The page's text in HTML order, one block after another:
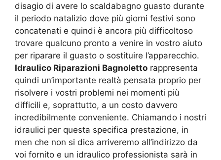
disagio di avere lo scaldabagno guasto durante
il periodo natalizio dove più giorni festivi sono
concatenati e quindi è ancora più difficoltoso
trovare qualcuno pronto a venire in vostro aiuto
per riparare il guasto o sostituire l’apparecchio.
Idraulico Riparazioni Bagnoletto rappresenta
quindi un’importante realtà pensata proprio per
risolvere i vostri problemi nei momenti più
difficili e, soprattutto, a un costo davvero
incredibilmente conveniente. Chiamando i nostri
idraulici per questa specifica prestazione, in
men che non si dica arriveremo all’indirizzo da
voi fornito e un idraulico professionista sarà in